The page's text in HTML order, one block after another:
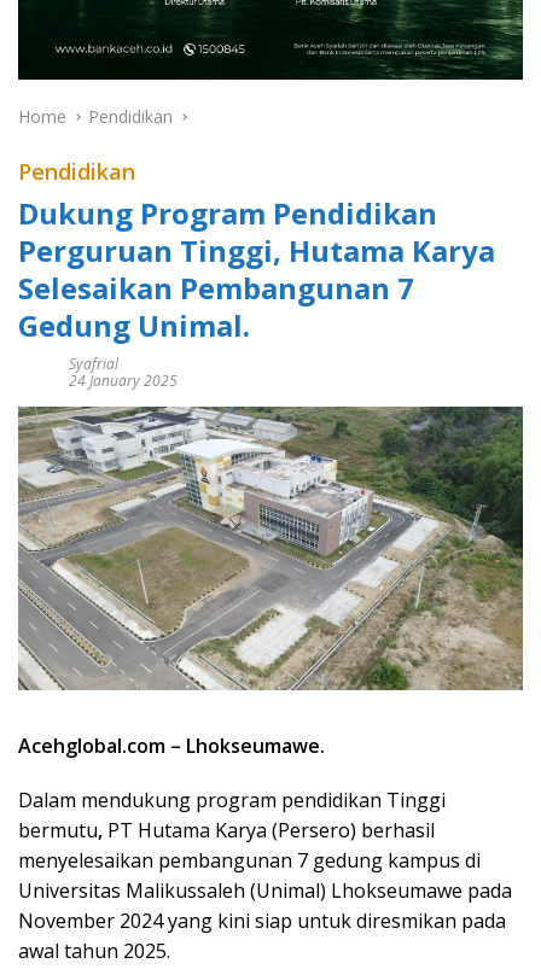
Home Pendidikan
Pendidikan
Dukung Program Pendidikan
Perguruan Tinggi, Hutama Karya
Selesaikan Pembangunan 7
Gedung Unimal.
Syafrial
24 January 2025
Acehglobal.com – Lhokseumawe.
Dalam mendukung program pendidikan Tinggi
bermutu, PT Hutama Karya (Persero) berhasil
menyelesaikan pembangunan 7 gedung kampus di
Universitas Malikussaleh (Unimal) Lhokseumawe pada
November 2024 yang kini siap untuk diresmikan pada
awal tahun 2025.